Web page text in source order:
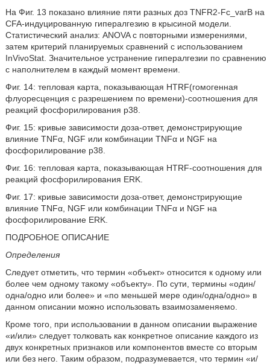
На Фиг. 13 показано влияние пяти разных доз TNFR2-Fc_varB на
CFA-индуцированную гипералгезию в крысиной модели.
Статистический анализ: ANOVA с повторными измерениями,
затем критерий планируемых сравнений с использованием
InVivoStat. Значительное устранение гипералгезии по сравнению
с наполнителем в каждый момент времени.
Фиг. 14: тепловая карта, показывающая HTRF(гомогенная
флуоресценция с разрешением по времени)-соотношения для
реакций фосфорилирования p38.
Фиг. 15: кривые зависимости доза-ответ, демонстрирующие
влияние TNFα, NGF или комбинации TNFα и NGF на
фосфорилирование p38.
Фиг. 16: тепловая карта, показывающая HTRF-соотношения для
реакций фосфорилирования ERK.
Фиг. 17: кривые зависимости доза-ответ, демонстрирующие
влияние TNFα, NGF или комбинации TNFα и NGF на
фосфорилирование ERK.
ПОДРОБНОЕ ОПИСАНИЕ
Определения
Следует отметить, что термин «объект» относится к одному или
более чем одному такому «объекту». По сути, термины «один/
одна/одно или более» и «по меньшей мере один/одна/одно» в
данном описании можно использовать взаимозаменяемо.
Кроме того, при использовании в данном описании выражение
«и/или» следует толковать как конкретное описание каждого из
двух конкретных признаков или компонентов вместе со вторым
или без него. Таким образом, подразумевается, что термин «и/